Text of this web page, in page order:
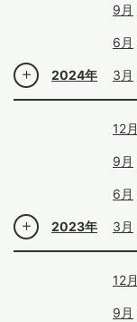
2024年
9月
6月
3月
2023年
12月
9月
6月
3月
12月
9月